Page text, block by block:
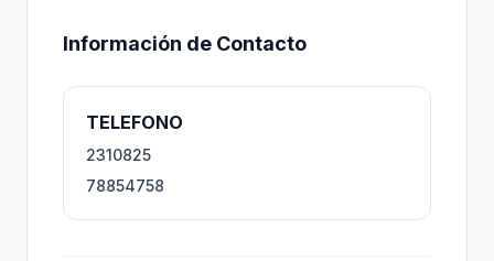
Información de Contacto
TELEFONO
2310825
78854758